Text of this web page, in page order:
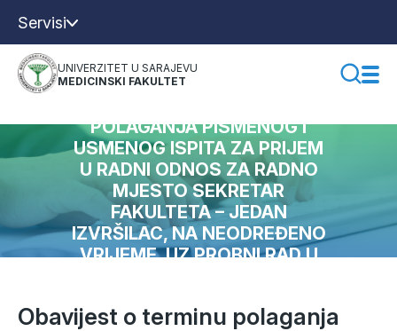
Servisi
UNIVERZITET U SARAJEVU
MEDICINSKI FAKULTET
POLAGANJA PISMENOG I
USMENOG ISPITA ZA PRIJEM
U RADNI ODNOS ZA RADNO
MJESTO SEKRETAR
FAKULTETA – JEDAN
IZVRŠILAC, NA NEODREĐENO
VRIJEME, UZ PROBNI RAD U
Obavijest o terminu polaganja